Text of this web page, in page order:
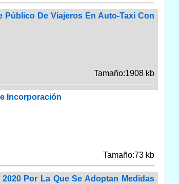
De Viajeros En Auto-Taxi Con
Tamaño:1908 kb
Incorporación
Tamaño:73 kb
Por La Que Se Adoptan Medidas